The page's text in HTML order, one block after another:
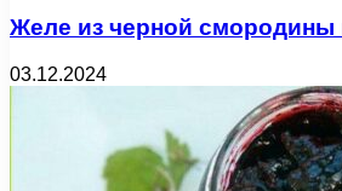
Желе из черной смородины
03.12.2024